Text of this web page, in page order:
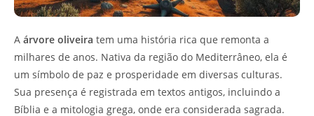
A árvore oliveira tem uma história rica que remonta a
milhares de anos. Nativa da região do Mediterrâneo, ela é
um símbolo de paz e prosperidade em diversas culturas.
Sua presença é registrada em textos antigos, incluindo a
Bíblia e a mitologia grega, onde era considerada sagrada.